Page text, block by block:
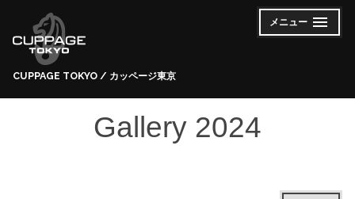
CUPPAGE TOKYO / カッページ東京
メニュー
開
い
閉
じ
Gallery 2024